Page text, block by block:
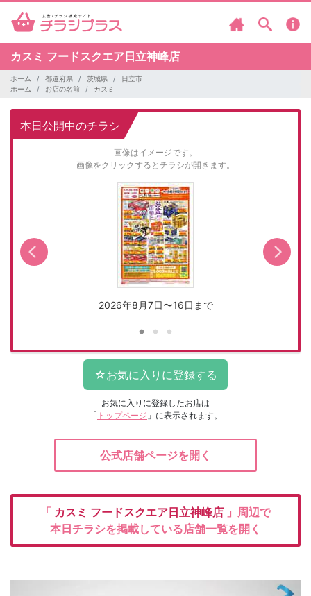
カスミ フードスクエア日立神峰店
ホーム 都道府県 茨城県
日立市
ホーム
お店の名前 カスミ
本日公開中のチラシ
画像はイメージです。
画像をクリックするとチラシが開きます。
2026年8月7日〜16日まで
お気に入りに登録したお店は
「 トップページ 」に表示されます。
公式店舗ページを開く
「 カスミ フードスクエア日立神峰店 」周辺で
本日チラシを掲載している店舗一覧を開く